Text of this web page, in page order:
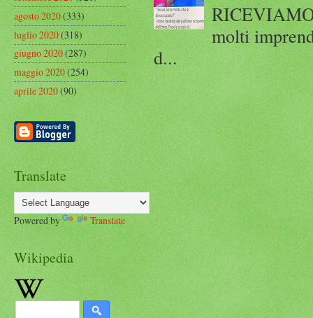
molti
d...
agosto 2020(333)
luglio 2020(318)
giugno 2020(287)
maggio 2020(254)
aprile 2020(90)
Translate
Powered by Translate
Wikipedia